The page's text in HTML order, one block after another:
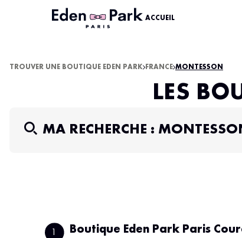
ACCUEIL
TROUVER UNE BOUTIQUE EDEN PARK FRANCE MONTESSON
LES
MA RECHERCHE :
Boutique Eden Park Paris